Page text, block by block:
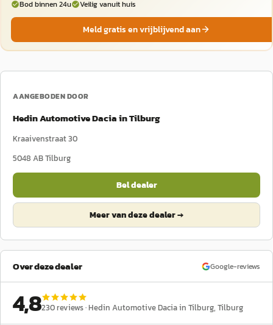
Bod binnen 24u Veilig vanuit huis
Meld gratis en vrijblijvend aan
AANGEBODEN DOOR
Hedin Automotive Dacia in Tilburg
Kraaivenstraat 30
5048 ABTilburg
Bel dealer
Meer van deze dealer →
Over deze dealer Google-reviews
4,8230reviews ·Hedin Automotive Dacia in Tilburg, Tilburg